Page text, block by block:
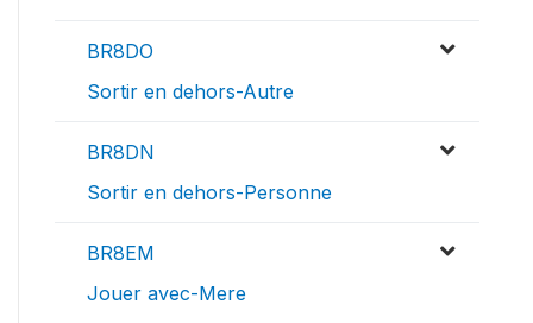
BR8DO
Sortir en dehors-Autre
BR8DN
Sortir en dehors-Personne
BR8EM
Jouer avec-Mere